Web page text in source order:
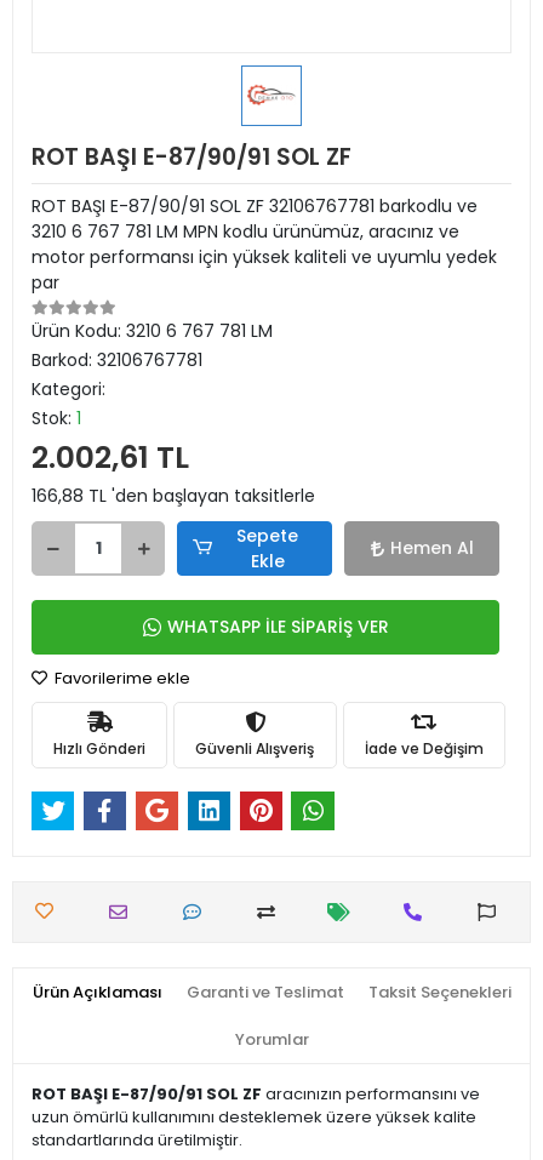
ROT BAŞI E-87/90/91 SOL ZF
ROT BAŞI E-87/90/91 SOL ZF 32106767781 barkodlu ve
3210 6 767 781 LM MPN kodlu ürünümüz, aracınız ve
motor performansı için yüksek kaliteli ve uyumlu yedek
par
Ürün Kodu: 3210 6 767 781 LM
Barkod: 32106767781
Kategori:
Stok: 1
2.002,61 TL
166,88 TL 'den başlayan taksitlerle
Sepete
Ekle
Hemen Al
WHATSAPP İLE SİPARİŞ VER
Favorilerime ekle
Hızlı Gönderi Güvenli Alışveriş İade ve Değişim
Ürün Açıklaması Garanti ve Teslimat Taksit Seçenekleri
Yorumlar
ROT BAŞI E-87/90/91 SOL ZF aracınızın performansını ve
uzun ömürlü kullanımını desteklemek üzere yüksek kalite
standartlarında üretilmiştir.